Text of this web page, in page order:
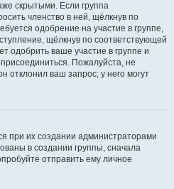
скрытыми. Если группа
членство в ней, щёлкнув по
одобрение на участие в группе,
щёлкнув по соответствующей
одобрить ваше участие в группе и
Пожалуйста, не
отклонил ваш запрос; у него могут
при их создании администраторами
в создании группы, сначала
отправить ему личное